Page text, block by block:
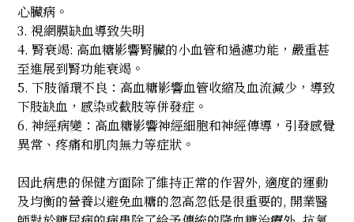
心臟病。
3. 視網膜缺血導致失明
4. 腎衰竭: 高血糖影響腎臟的小血管和過濾功能，嚴重甚
至進展到腎功能衰竭。
5. 下肢循環不良：高血糖影響血管收縮及血流減少，導致
下肢缺血，感染或截肢等併發症。
6. 神經病變：高血糖影響神經細胞和神經傳導，引發感覺
異常、疼痛和肌肉無力等症狀。
因此病患的保健方面除了維持正常的作習外, 適度的運動
及均衡的營養以避免血糖的忽高忽低是很重要的, 開業醫